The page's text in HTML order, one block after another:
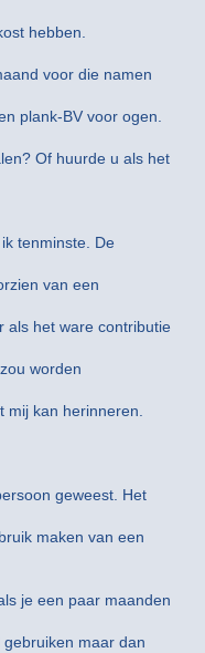
hebben.
voor die namen
plank-BV voor ogen.
Of huurde u als het
tenminste. De
van een
als het ware contributie
worden
kan herinneren.
geweest. Het
maken van een
je een paar maanden
maar dan